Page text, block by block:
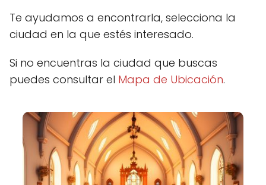
Te ayudamos a encontrarla, selecciona la
ciudad en la que estés interesado.
Si no encuentras la ciudad que buscas
puedes consultar el Mapa de Ubicación.